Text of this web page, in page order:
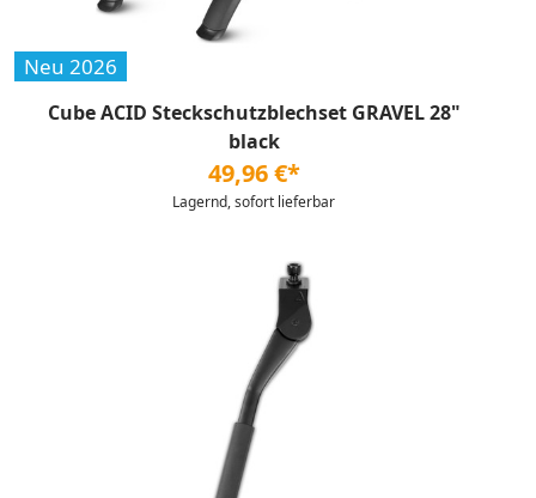
Neu 2026
Cube ACID Steckschutzblechset GRAVEL 28"
black
49,96 €*
Lagernd, sofort lieferbar